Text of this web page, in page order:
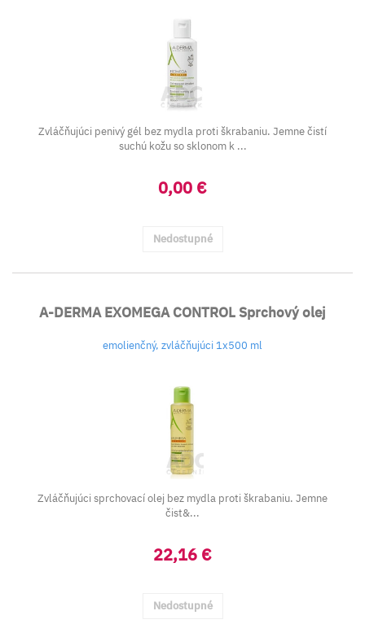
Zvláčňujúci penivý gél bez mydla proti škrabaniu. Jemne čistí
suchú kožu so sklonom k ...
0,00 €
Nedostupné
A-DERMA EXOMEGA CONTROL Sprchový olej
emolienčný, zvláčňujúci 1x500 ml
Zvláčňujúci sprchovací olej bez mydla proti škrabaniu. Jemne
čist&...
22,16 €
Nedostupné